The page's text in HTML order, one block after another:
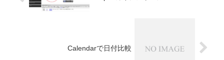
Calendarで日付比較